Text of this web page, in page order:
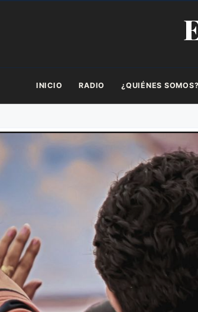
INICIO RADIO ¿QUIÉNES SOMOS?